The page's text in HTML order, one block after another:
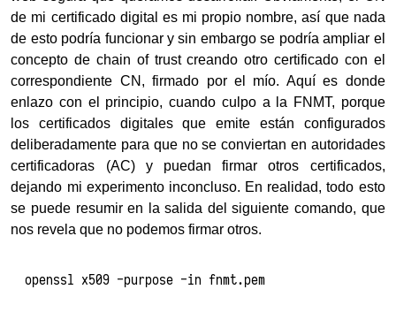
de mi certificado digital es mi propio nombre, así que nada
de esto podría funcionar y sin embargo se podría ampliar el
concepto de chain of trust creando otro certificado con el
correspondiente CN, firmado por el mío. Aquí es donde
enlazo con el principio, cuando culpo a la FNMT, porque
los certificados digitales que emite están configurados
deliberadamente para que no se conviertan en autoridades
certificadoras (AC) y puedan firmar otros certificados,
dejando mi experimento inconcluso. En realidad, todo esto
se puede resumir en la salida del siguiente comando, que
nos revela que no podemos firmar otros.
openssl x509 -purpose -in fnmt.pem